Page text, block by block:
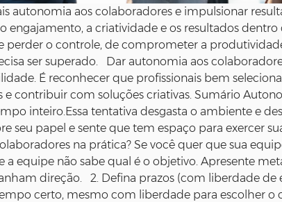
autonomia aos colaboradores e impulsionar
a criatividade e os resultados
perder o controle, de comprometer a
ser superado. Dar autonomia aos
É reconhecer que profissionais bem
e contribuir com soluções criativas. Sumário
inteiro.Essa tentativa desgasta o ambiente e
seu papel e sente que tem espaço para exercer
na prática? Se você quer que sua
a equipe não sabe qual é o objetivo. Apresente
direção. 2. Defina prazos (com liberdade
certo, mesmo com liberdade para escolher o